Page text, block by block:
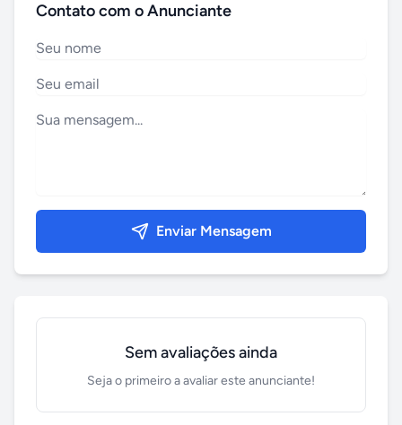
Contato com o Anunciante
Enviar Mensagem
Sem avaliações ainda
Seja o primeiro a avaliar este anunciante!